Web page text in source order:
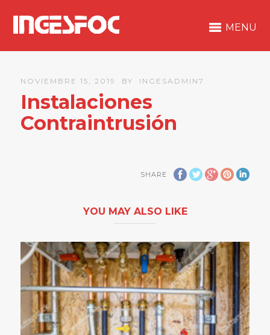
MENU
NOVIEMBRE 15, 2019 BY INGESADMIN7
Instalaciones
Contraintrusión
SHARE
YOU MAY ALSO LIKE